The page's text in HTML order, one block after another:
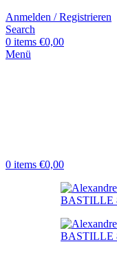
Anmelden / Registrieren
Search
0 items €0,00
Menü
0 items €0,00